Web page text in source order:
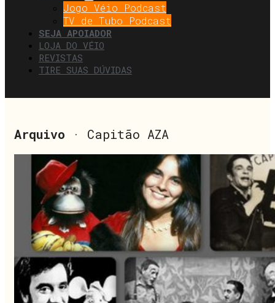
Jogo Véio Podcast
TV de Tubo Podcast
SEJA APOIADOR
LOJA DO VÉIO
REVISTAS
TIRE SUAS DÚVIDAS
Arquivo · Capitão AZA